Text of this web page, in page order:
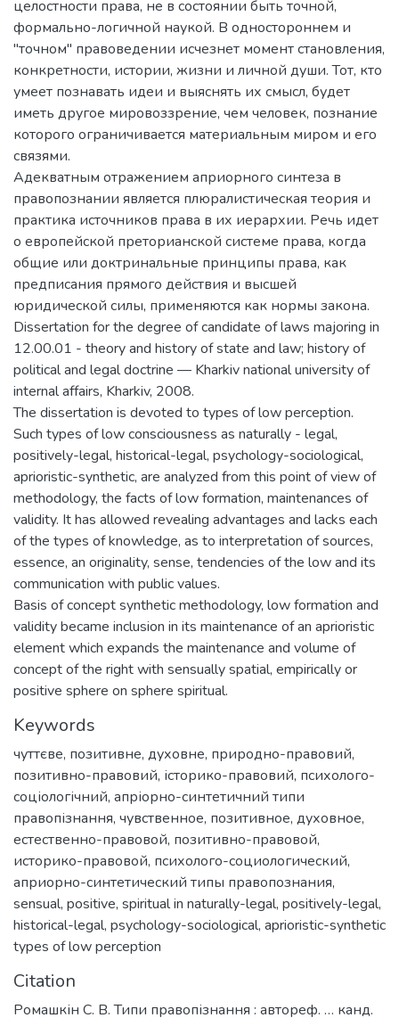
целостности права, не в состоянии быть точной,
формально-логичной наукой. В одностороннем и
"точном" правоведении исчезнет момент становления,
конкретности, истории, жизни и личной души. Тот, кто
умеет познавать идеи и выяснять их смысл, будет
иметь другое мировоззрение, чем человек, познание
которого ограничивается материальным миром и его
связями.
Адекватным отражением априорного синтеза в
правопознании является плюралистическая теория и
практика источников права в их иерархии. Речь идет
о европейской преторианской системе права, когда
общие или доктринальные принципы права, как
предписания прямого действия и высшей
юридической силы, применяются как нормы закона.
Dissertation for the degree of candidate of laws majoring in
12.00.01 - theory and history of state and law; history of
political and legal doctrine — Kharkiv national university of
internal affairs, Kharkiv, 2008.
The dissertation is devoted to types of low perception.
Such types of low consciousness as naturally - legal,
positively-legal, historical-legal, psychology-sociological,
aprioristic-synthetic, are analyzed from this point of view of
methodology, the facts of low formation, maintenances of
validity. It has allowed revealing advantages and lacks each
of the types of knowledge, as to interpretation of sources,
essence, an originality, sense, tendencies of the low and its
communication with public values.
Basis of concept synthetic methodology, low formation and
validity became inclusion in its maintenance of an aprioristic
element which expands the maintenance and volume of
concept of the right with sensually spatial, empirically or
positive sphere on sphere spiritual.
Keywords
чуттєве, позитивне, духовне, природно-правовий,
позитивно-правовий, історико-правовий, психолого-
соціологічний, апріорно-синтетичний типи
правопізнання, чувственное, позитивное, духовное,
естественно-правовой, позитивно-правовой,
историко-правовой, психолого-социологический,
априорно-синтетический типы правопознания,
sensual, positive, spiritual in naturally-legal, positively-legal,
historical-legal, psychology-sociological, aprioristic-synthetic
types of low perception
Citation
Ромашкін С. В. Типи правопізнання : автореф. … канд.